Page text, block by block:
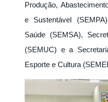
Produção,
e Sustentável
Saúde (SEMSA),
(SEMUC) e a
Esporte e Cultura